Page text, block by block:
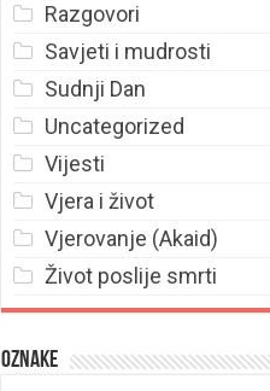
Razgovori
Savjeti i mudrosti
Sudnji Dan
Uncategorized
Vijesti
Vjera i život
Vjerovanje (Akaid)
Život poslije smrti
Oznake